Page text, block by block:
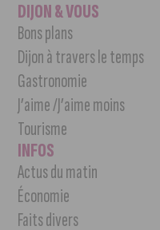
DIJON & VOUS
Bons plans
Dijon à travers le temps
Gastronomie
J’aime /J’aime moins
Tourisme
INFOS
Actus du matin
Économie
Faits divers